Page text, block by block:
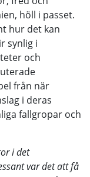
höll i passet.
hur det kan
synlig i
och
från när
i deras
fallgropar och
i det
var det att få